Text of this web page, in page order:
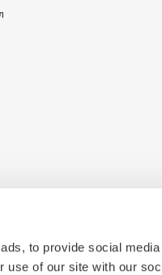
to provide social
of our site with our